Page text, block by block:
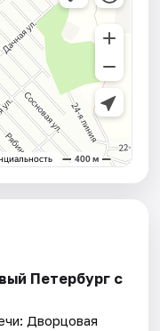
Петербург с
Дворцовая